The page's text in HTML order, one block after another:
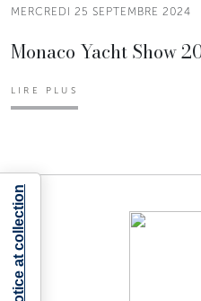
MERCREDI 25 SEPTEMBRE 2024
Monaco Yacht Show
LIRE PLUS
Notice at collection